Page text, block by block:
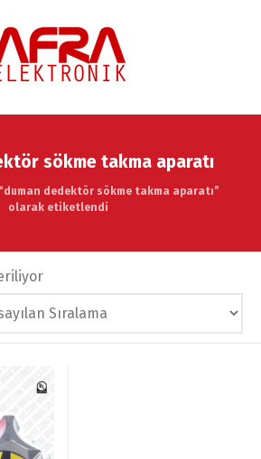
sökme takma aparatı
dedektör sökme takma aparatı”
olarak etiketlendi